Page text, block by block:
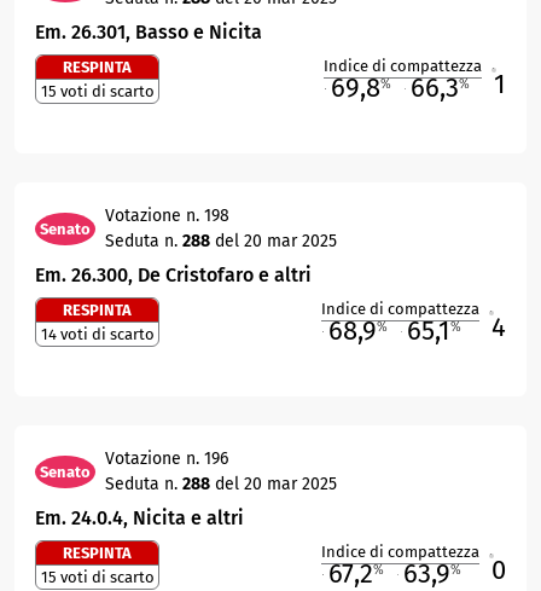
Em. 26.301, Basso e Nicita
RESPINTA
15 voti di scarto
Indice di compattezza
69,8% 66,3% 1
Senato
Votazione n. 198
Seduta n. 288 del 20 mar 2025
Em. 26.300, De Cristofaro e altri
RESPINTA
14 voti di scarto
Indice di compattezza
68,9% 65,1% 4
Senato
Votazione n. 196
Seduta n. 288 del 20 mar 2025
Em. 24.0.4, Nicita e altri
RESPINTA
15 voti di scarto
Indice di compattezza
67,2% 63,9% 0